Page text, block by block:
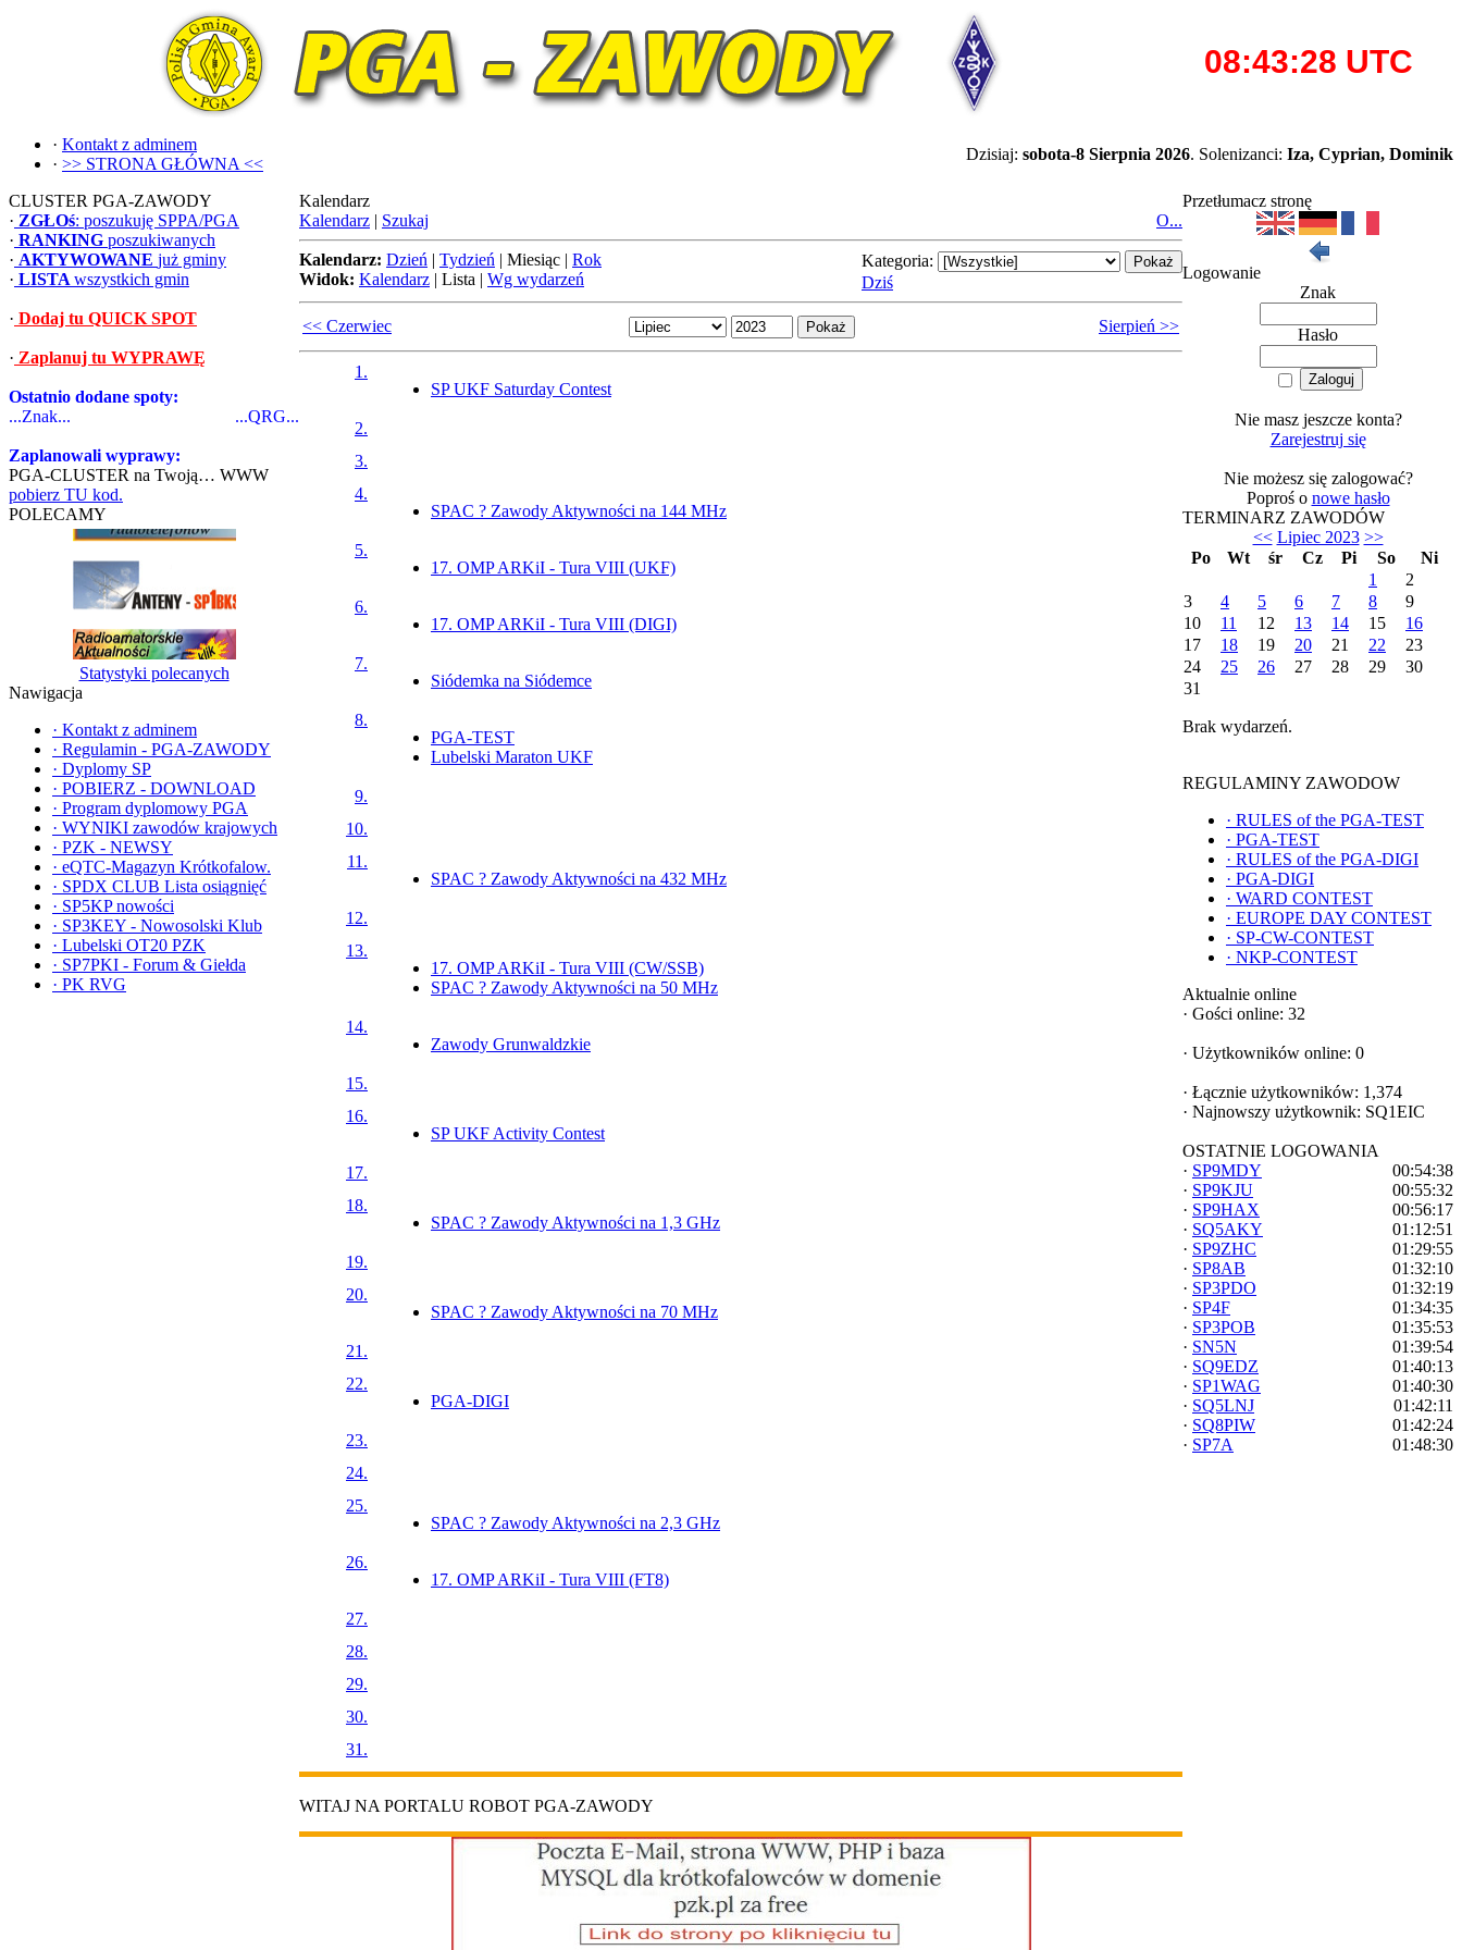
· Kontakt z adminem
· >> STRONA GŁÓWNA <<
Dzisiaj: sobota-8 Sierpnia 2026. Solenizanci: Iza, Cyprian, Dominik
CLUSTER PGA-ZAWODY
· ZGŁOś: poszukuję SPPA/PGA
· RANKING poszukiwanych
· AKTYWOWANE już gminy
· LISTA wszystkich gmin
· Dodaj tu QUICK SPOT
· Zaplanuj tu WYPRAWĘ
Ostatnio dodane spoty:
...Znak...
...QRG...
Zaplanowali wyprawy:
PGA-CLUSTER na Twoją… WWW
pobierz TU kod.
POLECAMY
Statystyki polecanych
Nawigacja
· Kontakt z adminem
· Regulamin - PGA-ZAWODY
· Dyplomy SP
· POBIERZ - DOWNLOAD
· Program dyplomowy PGA
· WYNIKI zawodów krajowych
· PZK - NEWSY
· eQTC-Magazyn Krótkofalow.
· SPDX CLUB Lista osiągnięć
· SP5KP nowości
· SP3KEY - Nowosolski Klub
· Lubelski OT20 PZK
· SP7PKI - Forum & Giełda
· PK RVG
Kalendarz
Kalendarz | Szukaj O...
Kalendarz: Dzień | Tydzień | Miesiąc | Rok
Widok: Kalendarz | Lista | Wg wydarzeń
Kategoria:
Dziś
<< Czerwiec Sierpień >>
1.
SP UKF Saturday Contest
2.
3.
4.
SPAC ? Zawody Aktywności na 144 MHz
5.
17. OMP ARKiI - Tura VIII (UKF)
6.
17. OMP ARKiI - Tura VIII (DIGI)
7.
Siódemka na Siódemce
8.
PGA-TEST
Lubelski Maraton UKF
9.
10.
11.
SPAC ? Zawody Aktywności na 432 MHz
12.
13.
17. OMP ARKiI - Tura VIII (CW/SSB)
SPAC ? Zawody Aktywności na 50 MHz
14.
Zawody Grunwaldzkie
15.
16.
SP UKF Activity Contest
17.
18.
SPAC ? Zawody Aktywności na 1,3 GHz
19.
20.
SPAC ? Zawody Aktywności na 70 MHz
21.
22.
PGA-DIGI
23.
24.
25.
SPAC ? Zawody Aktywności na 2,3 GHz
26.
17. OMP ARKiI - Tura VIII (FT8)
27.
28.
29.
30.
31.
WITAJ NA PORTALU ROBOT PGA-ZAWODY
Przetłumacz stronę
Logowanie
Znak
Hasło
Nie masz jeszcze konta?
Zarejestruj się
Nie możesz się zalogować?
Poproś o nowe hasło
TERMINARZ ZAWODÓW
<< Lipiec 2023 >>
Po
Wt śr Cz Pi So
Ni
1
2
3
4 5 6 7 8
9
10
11 12 13 14 15
16
17
18 19 20 21 22
23
24
25 26 27 28 29
30
31
Brak wydarzeń.
REGULAMINY ZAWODOW
· RULES of the PGA-TEST
· PGA-TEST
· RULES of the PGA-DIGI
· PGA-DIGI
· WARD CONTEST
· EUROPE DAY CONTEST
· SP-CW-CONTEST
· NKP-CONTEST
Aktualnie online
· Gości online: 32
· Użytkowników online: 0
· Łącznie użytkowników: 1,374
· Najnowszy użytkownik: SQ1EIC
OSTATNIE LOGOWANIA
· SP9MDY
00:54:38
· SP9KJU
00:55:32
· SP9HAX
00:56:17
· SQ5AKY
01:12:51
· SP9ZHC
01:29:55
· SP8AB
01:32:10
· SP3PDO
01:32:19
· SP4F
01:34:35
· SP3POB
01:35:53
· SN5N
01:39:54
· SQ9EDZ
01:40:13
· SP1WAG
01:40:30
· SQ5LNJ
01:42:11
· SQ8PIW
01:42:24
· SP7A 01:48:30